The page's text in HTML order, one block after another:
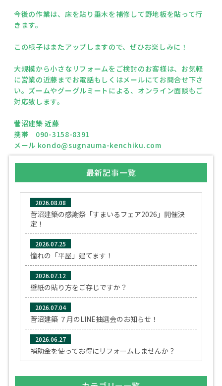
今後の作業は、床を貼り垂木を補修して野地板を貼って行
きます。
この様子はまたアップしますので、ぜひお楽しみに！
大規模から小さなリフォームをご検討のお客様は、お気軽
に営業の近藤までお電話もしくはメールにてお問合せ下さ
い。ズームやグーグルミートによる、オンライン面談もご
対応致します。
菅沼建築 近藤
携帯 090-3158-8391
メール kondo@sugnauma-kenchiku.com
最新記事一覧
2026.08.08
菅沼建築の感謝祭「すまいるフェア2026」開催決
定！
2026.07.25
憧れの「平屋」建てます！
2026.07.12
壁紙の貼り方をご存じですか？
2026.07.04
菅沼建築 ７月のLINE抽選会のお知らせ！
2026.06.27
補助金を使ってお得にリフォームしませんか？